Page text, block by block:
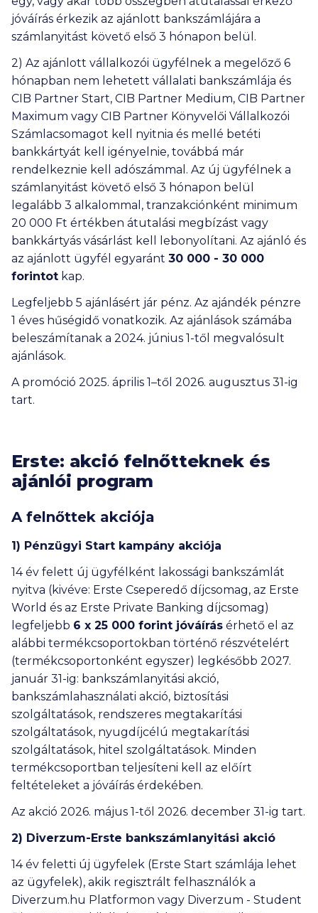
jóváírás érkezik az ajánlott bankszámlájára a
számlanyitást követő első 3 hónapon belül.
2) Az ajánlott vállalkozói ügyfélnek a megelőző 6
hónapban nem lehetett vállalati bankszámlája és
CIB Partner Start, CIB Partner Medium, CIB Partner
Maximum vagy CIB Partner Könyvelői Vállalkozói
Számlacsomagot kell nyitnia és mellé betéti
bankkártyát kell igényelnie, továbbá már
rendelkeznie kell adószámmal. Az új ügyfélnek a
számlanyitást követő első 3 hónapon belül
legalább 3 alkalommal, tranzakciónként minimum
20 000 Ft értékben átutalási megbízást vagy
bankkártyás vásárlást kell lebonyolítani. Az ajánló és
az ajánlott ügyfél egyaránt 30 000 - 30 000
forintot kap.
Legfeljebb 5 ajánlásért jár pénz. Az ajándék pénzre
1 éves hűségidő vonatkozik. Az ajánlások számába
beleszámítanak a 2024. június 1-től megvalósult
ajánlások.
A promóció 2025. április 1–től 2026. augusztus 31-ig
tart.
Erste: akció felnőtteknek és
ajánlói program
A felnőttek akciója
1) Pénzügyi Start kampány akciója
14 év felett új ügyfélként lakossági bankszámlát
nyitva (kivéve: Erste Cseperedő díjcsomag, az Erste
World és az Erste Private Banking díjcsomag)
legfeljebb 6 x 25 000 forint jóváírás érhető el az
alábbi termékcsoportokban történő részvételért
(termékcsoportonként egyszer) legkésőbb 2027.
január 31-ig: bankszámlanyitási akció,
bankszámlahasználati akció, biztosítási
szolgáltatások, rendszeres megtakarítási
szolgáltatások, nyugdíjcélú megtakarítási
szolgáltatások, hitel szolgáltatások. Minden
termékcsoportban teljesíteni kell az előírt
feltételeket a jóváírás érdekében.
Az akció 2026. május 1-től 2026. december 31-ig tart.
2) Diverzum-Erste bankszámlanyitási akció
14 év feletti új ügyfelek (Erste Start számlája lehet
az ügyfelek), akik regisztrált felhasználók a
Diverzum.hu Platformon vagy Diverzum - Student